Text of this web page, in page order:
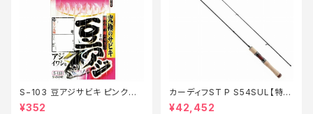
S−103 豆アジサビキ ピンクベ
イト 1【特価仕掛】【20】
¥352
カーディフST P S54SUL【特価
ロッド】【20】
¥42,452